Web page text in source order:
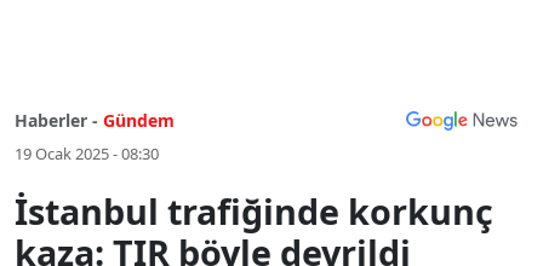
Haberler - Gündem
19 Ocak 2025 - 08:30
İstanbul trafiğinde korkunç
kaza: TIR böyle devrildi